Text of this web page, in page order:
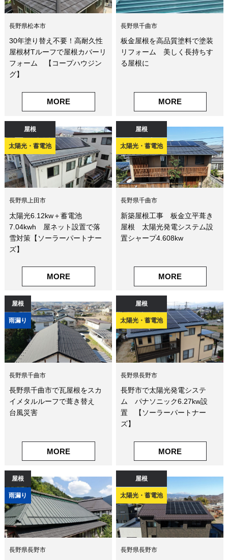
長野県松本市
30年塗り替え不要！高耐久性
屋根材Tルーフで屋根カバーリ
フォーム 【コープハウジン
グ】
MORE
長野県千曲市
板金屋根を高品質塗料で塗装
リフォーム 美しく長持ちす
る屋根に
MORE
屋根
太陽光・蓄電池
長野県上田市
太陽光6.12kw＋蓄電池
7.04kwh 屋ネット設置で落
雪対策【ソーラーパートナー
ズ】
MORE
屋根
太陽光・蓄電池
長野県千曲市
新築屋根工事 板金立平葺き
屋根 太陽光発電システム設
置シャープ4.608kw
MORE
屋根
雨漏り
長野県千曲市
長野県千曲市で瓦屋根をスカ
イメタルルーフで葺き替え
台風災害
MORE
屋根
太陽光・蓄電池
長野県長野市
長野市で太陽光発電システ
ム パナソニック6.27kw設
置 【ソーラーパートナー
ズ】
MORE
屋根
雨漏り
長野県長野市
屋根
太陽光・蓄電池
長野県長野市